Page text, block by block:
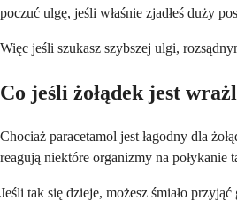
poczuć ulgę, jeśli właśnie zjadłeś duży
Więc jeśli szukasz szybszej ulgi,
Co jeśli żołądek jest
Chociaż paracetamol jest łagodny dla
reagują niektóre organizmy na połykanie
Jeśli tak się dzieje, możesz śmiało